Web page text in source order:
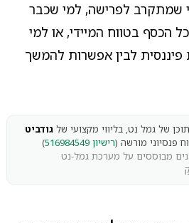
שמתקרב לפרישה, למי שכבר
הכסף בטווח המיידי, או למי
פיננסית לבין אפשרות להמשך
של גמל נט, בליווי מקצועי של גודביט
פנסיוני מורשה (רישיון 516984549
)
יוני 2026 · הנתונים מבוססים על מערכת גמל-נט